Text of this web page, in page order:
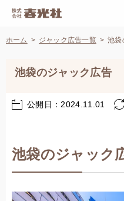
ホーム ジャック広告一覧 池袋
池袋のジャック広告
公開日：2024.11.01
池袋のジャック